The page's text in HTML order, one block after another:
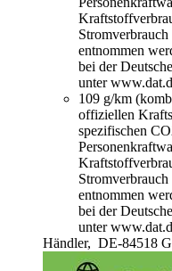
entnommen
bei der
unter
109 g/km
offiziellen
spezifischen
entnommen
bei der
unter
Händler, DE-84518